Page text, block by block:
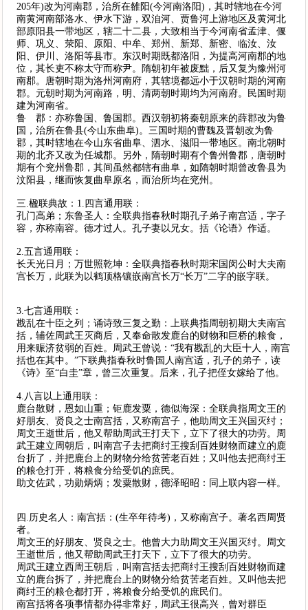
205年)改为河南郡，治所在雒阳(今河南洛阳)，其时辖地在今河
南黄河南部洛水、伊水下游，双洎河、贾鲁河上游地区及黄河北
部原阳县一带地区，辖二十二县，大致相当于今河南省孟津、偃
师、巩义、荥阳、原阳、中牟、郑州、新郑、新密、临汝、汝
阳、伊川、洛阳等县市。东汉时期既都洛阳，为提高河南郡的地
位，其长吏不称太守而称尹。隋朝初年被废黜，后又复为豫州河
南郡。唐朝时期为洛州河南府，其辖境都远小于汉朝时期的河南
郡。元朝时期为河南路，明、清两朝时期均为河南府。民国时期
建为河南省。
鲁 郡：亦称鲁国、鲁国郡。西汉朝初将秦朝原来的薛郡改为鲁
国，治所在鲁县(今山东曲阜)。三国时期的曹魏及晋朝改为鲁
郡，其时辖地在今山东省曲阜、泗水、滋阳一带地区。南北朝时
期的北齐又改为任城郡。另外，隋朝时期有个鲁州鲁郡，唐朝时
期有个兖州鲁郡，其间虽然都辖有曲阜，如隋朝时期曾改鲁县为
汶阳县，继而恢复曲阜原名，而治所均在兖州。
三.楹联典故：1.四言通用联：
孔门高弟；东鲁圣人：全联典指春秋时期孔子弟子南宫适，字子
容，亦称南容。德才过人。孔子妻以兄女。括《论语》作适。
2.五言通用联：
长天光日月；万世照乾坤：全联典指春秋时期宋国闵公时大夫南
宫长万，此联为以鹤顶格镶嵌南宫长万“长万”二字的嵌字联。
3.七言通用联：
戡乱在十臣之列；诵诗致三复之勤：上联典指周朝初期大夫南宫
括，辅佐周武王灭商后，又奉命散发鹿台的财物和巨桥的粮食，
用来赈济贫弱的百姓。周武王曾说：“我有戡乱的大臣十人，南宫
括也在其中。”下联典指春秋时鲁国人南宫适，孔子的弟子，读
《诗》至“白圭”章，曾三次重复。后来，孔子把侄女嫁给了他。
4.八言以上通用联：
鹿台散财，恩如山重；钜鹿发粟，德似海深：全联典指周文王的
好朋友、贤良之士南宫括，又称南宫子，他助周文王兴国灭纣；
周文王逝世后，他又帮助周武王打天下，立下了很大的功劳。周
武王建立周朝后，叫南宫子去把商纣王搜刮百姓财物而建立的鹿
台折了，并把鹿台上的财物分给贫苦老百姓；又叫他去把商纣王
的粮仓打开，将粮食分给受饥的庶民。
助文佐武，功勋炳炳；发粟散财，德泽昭昭：同上联内容一样。
四.历史名人：南宫括：(生卒年待考)，又称南宫子。著名西周贤
者。
周文王的好朋友、贤良之士。他曾大力助周文王兴国灭纣。周文
王逝世后，他又帮助周武王打天下，立下了很大的功劳。
周武王建立西周王朝后，叫南宫括去把商纣王搜刮百姓财物而建
立的鹿台拆了，并把鹿台上的财物分给贫苦老百姓。又叫他去把
商纣王的粮仓都打开，将粮食分给受饥的庶民们。
南宫括将各项事情都办得非常好，周武王很高兴，曾对群臣